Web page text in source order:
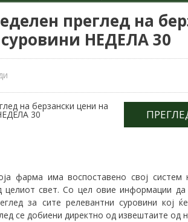
преглед на
НЕДЕЛА 30
фарма има воспоставено свој
целиот свет. Со цел овие информации
за сите релевантни суровини кој
се добиени директно од извештаите од